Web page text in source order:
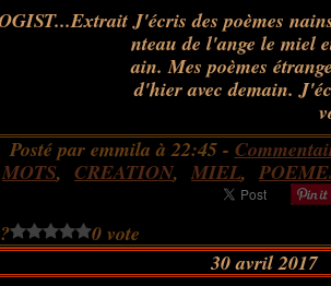
J'écris des poèmes
nteau de l'ange le miel
ain. Mes poèmes
d'hier avec demain.
Posté par emmila à 22:45 -
MOTS, CREATION, MIEL,
0 vote
30 avril 2017